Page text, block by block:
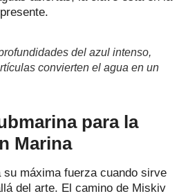
del azul intenso,
convierten el agua en un
para la
Marina
máxima fuerza cuando sirve
del arte. El camino de Miskiv